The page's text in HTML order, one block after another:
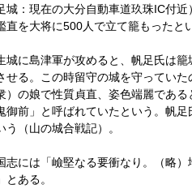
城：現在の大分自動車道玖珠IC付
直を大将に500人で立て籠もったと
城に島津軍が攻めると、帆足氏は
せる。この時留守の城を守ってい
）の娘で性質貞直、姿色端麗であ
御前」と呼ばれていたという。帆
う（山の城合戦記）。
志には「嶮堅なる要衝なり。（略
とある。